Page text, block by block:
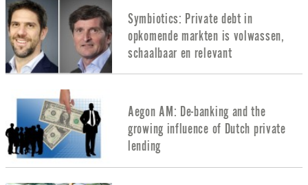
Symbiotics: Private debt in
opkomende markten is volwassen,
schaalbaar en relevant
Aegon AM: De-banking and the
growing influence of Dutch private
lending